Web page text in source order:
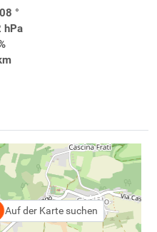
°
hPa
Auf der Karte suchen